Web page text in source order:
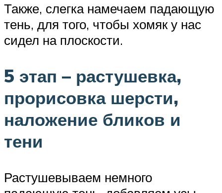
Также, слегка намечаем падающую
тень, для того, чтобы хомяк у нас
сидел на плоскости.
5 этап – растушевка,
прорисовка шерсти,
наложение бликов и
тени
Растушевываем немного